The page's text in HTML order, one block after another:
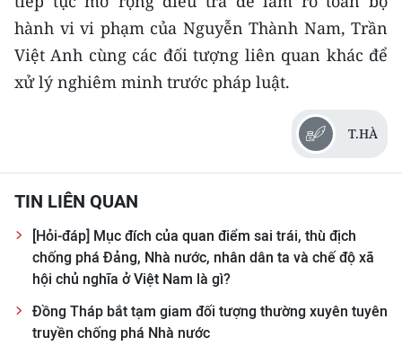
Chuyên trang TP. Hồ Chí Minh
CHUYÊN ĐỀ
CÁC CHUYÊN TRANG
THỜI NAY
NHÂN DÂN CUỐI TUẦN
NHÂN DÂN HẰNG THÁNG
MUA BÁO
hành vi vi phạm của Nguyễn Thành Nam, Trần
Việt Anh cùng các đối tượng liên quan khác để
xử lý nghiêm minh trước pháp luật.
T.HÀ
TIN LIÊN QUAN
[Hỏi-đáp] Mục đích của quan điểm sai trái, thù địch
chống phá Đảng, Nhà nước, nhân dân ta và chế độ xã
hội chủ nghĩa ở Việt Nam là gì?
Đồng Tháp bắt tạm giam đối tượng thường xuyên tuyên
truyền chống phá Nhà nước